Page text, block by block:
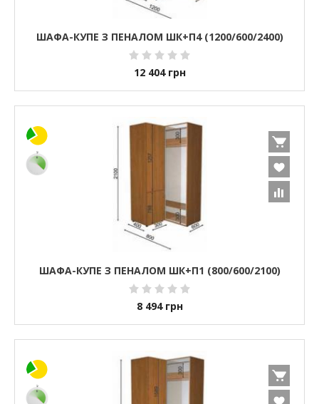
ШАФА-КУПЕ З ПЕНАЛОМ ШК+П4 (1200/600/2400)
12 404 грн
ШАФА-КУПЕ З ПЕНАЛОМ ШК+П1 (800/600/2100)
8 494 грн